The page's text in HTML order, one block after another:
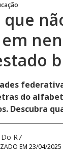
do
Descubra
Do R7
EM 23/04/2025